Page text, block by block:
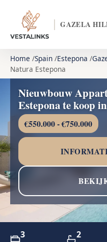
GAZELA
Home Spain Estepona
Natura Estepona
Nieuwbouw
Estepona te koop
€550.000 - €750.000
3 2